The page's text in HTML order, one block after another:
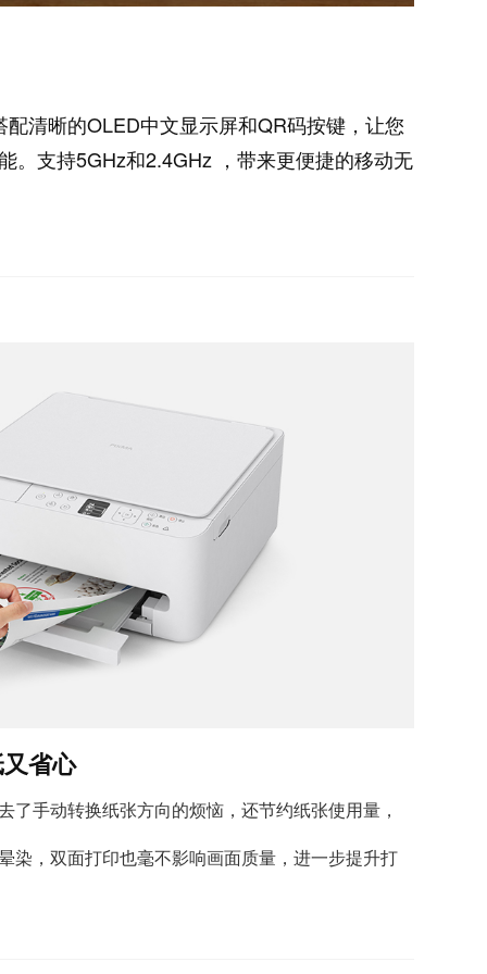
清晰的OLED中文显示屏和QR码按键，让您
。支持5GHz和2.4GHz ，带来更便捷的移动无
省心
了手动转换纸张方向的烦恼，还节约纸张使用量，
染，双面打印也毫不影响画面质量，进一步提升打